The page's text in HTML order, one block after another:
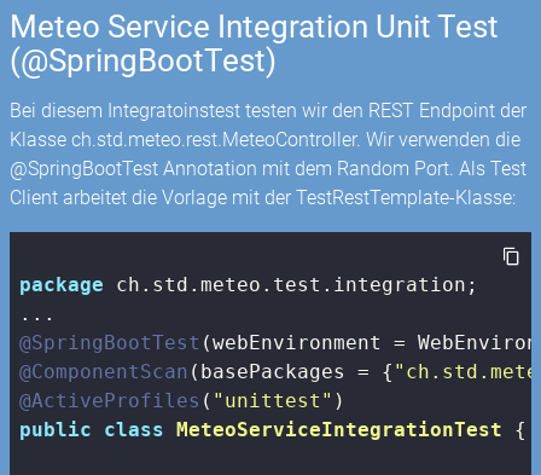
Meteo Service Integration Unit Test
(@SpringBootTest)
Bei diesem Integratoinstest testen wir den REST Endpoint der
Klasse ch.std.meteo.rest.MeteoController. Wir verwenden die
@SpringBootTest Annotation mit dem Random Port. Als Test
Client arbeitet die Vorlage mit der TestRestTemplate-Klasse:
package ch.std.meteo.test.integration;
@SpringBootTest
@ComponentScan (basePackages = {
@ActiveProfiles ( "unittest"
public
class MeteoServiceIntegrationTest {